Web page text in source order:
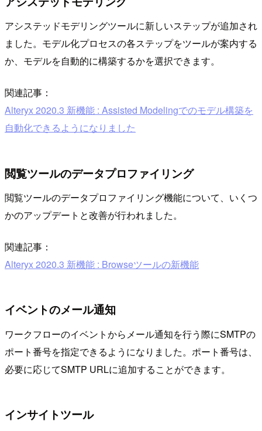
アシステッドモデリングツールに新しいステップが追加され
ました。モデル化プロセスの各ステップをツールが案内する
か、モデルを自動的に構築するかを選択できます。
関連記事：
Alteryx 2020.3 新機能 : Assisted Modelingでのモデル構築を
自動化できるようになりました
閲覧ツールのデータプロファイリング
閲覧ツールのデータプロファイリング機能について、いくつ
かのアップデートと改善が行われました。
関連記事：
Alteryx 2020.3 新機能 : Browseツールの新機能
イベントのメール通知
ワークフローのイベントからメール通知を行う際にSMTPの
ポート番号を指定できるようになりました。ポート番号は、
必要に応じてSMTP URLに追加することができます。
インサイトツール